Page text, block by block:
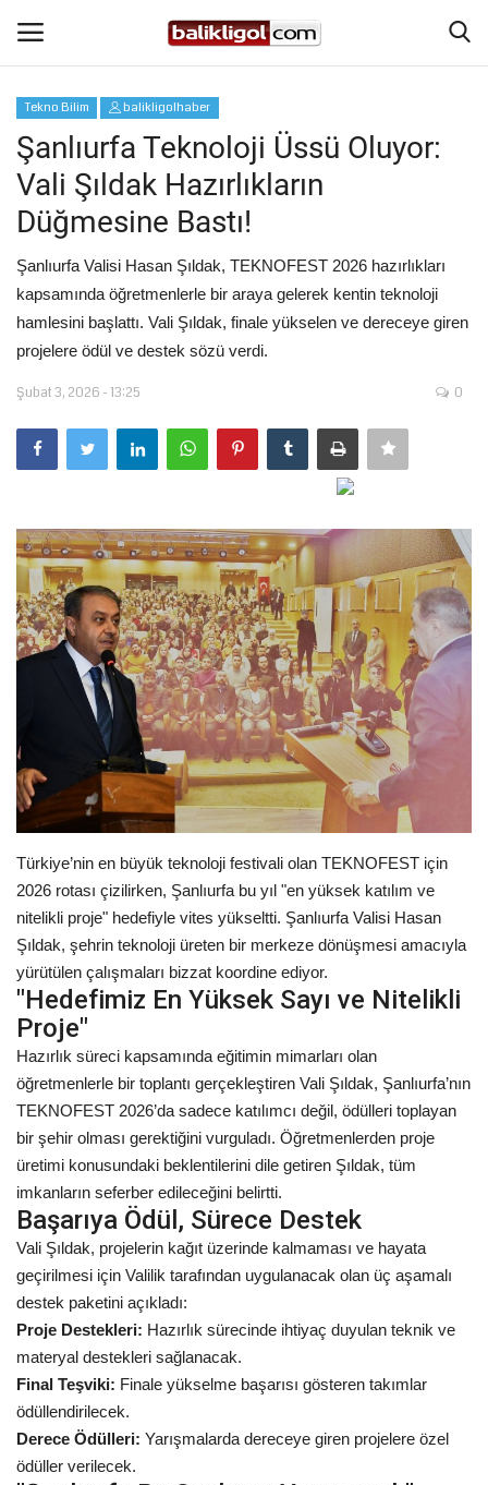
Giriş Yap Kaydol
Anasayfa
Magazin
Şanlıurfa
Spor
Gündem
Tekno Bilim
Ekonomi
Galeriler
Künye
Yaşam
İletişim
Sağlık
Kültür Sanat
Tekno Bilim balikligolhaber
Şanlıurfa Teknoloji Üssü Oluyor:
Vali Şıldak Hazırlıkların
Düğmesine Bastı!
Şanlıurfa Valisi Hasan Şıldak, TEKNOFEST 2026 hazırlıkları
kapsamında öğretmenlerle bir araya gelerek kentin teknoloji
hamlesini başlattı. Vali Şıldak, finale yükselen ve dereceye giren
projelere ödül ve destek sözü verdi.
Şubat 3, 2026 - 13:25 0
Türkiye’nin en büyük teknoloji festivali olan TEKNOFEST için
2026 rotası çizilirken, Şanlıurfa bu yıl "en yüksek katılım ve
nitelikli proje" hedefiyle vites yükseltti. Şanlıurfa Valisi Hasan
Şıldak, şehrin teknoloji üreten bir merkeze dönüşmesi amacıyla
yürütülen çalışmaları bizzat koordine ediyor.
"Hedefimiz En Yüksek Sayı ve Nitelikli
Proje"
Hazırlık süreci kapsamında eğitimin mimarları olan
öğretmenlerle bir toplantı gerçekleştiren Vali Şıldak, Şanlıurfa’nın
TEKNOFEST 2026’da sadece katılımcı değil, ödülleri toplayan
bir şehir olması gerektiğini vurguladı. Öğretmenlerden proje
üretimi konusundaki beklentilerini dile getiren Şıldak, tüm
imkanların seferber edileceğini belirtti.
Başarıya Ödül, Sürece Destek
Vali Şıldak, projelerin kağıt üzerinde kalmaması ve hayata
geçirilmesi için Valilik tarafından uygulanacak olan üç aşamalı
destek paketini açıkladı:
Proje Destekleri: Hazırlık sürecinde ihtiyaç duyulan teknik ve
materyal destekleri sağlanacak.
Final Teşviki: Finale yükselme başarısı gösteren takımlar
ödüllendirilecek.
Derece Ödülleri: Yarışmalarda dereceye giren projelere özel
ödüller verilecek.